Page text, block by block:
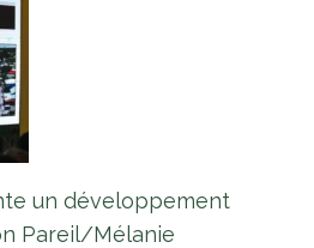
un développement
Pareil/Mélanie